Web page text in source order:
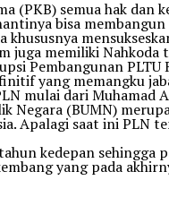
(PKB) semua hak dan
bisa
juga memiliki
Pembangunan
yang memangku
mulai dari
Negara (BUMN)
Apalagi saat ini PLN
kedepan
yang pada